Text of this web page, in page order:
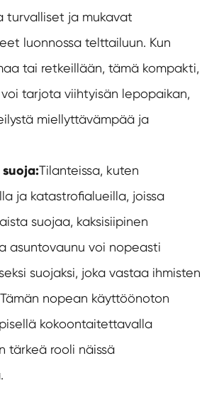
turvalliset ja mukavat
luonnossa telttailuun. Kun
tai retkeillään, tämä kompakti,
tarjota viihtyisän lepopaikan,
miellyttävämpää ja
Tilanteissa, kuten
ja katastrofialueilla, joissa
suojaa, kaksisiipinen
asuntovaunu voi nopeasti
suojaksi, joka vastaa ihmisten
nopean käyttöönoton
kokoontaitettavalla
tärkeä rooli näissä